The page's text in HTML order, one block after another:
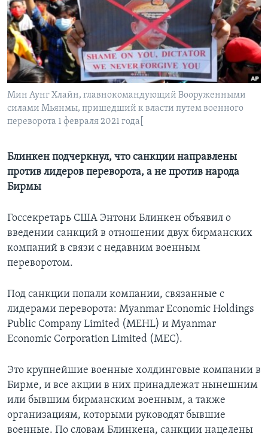
Learning English
СОЦИАЛЬНЫЕ СЕТИ
Языки
Мин Аунг Хлайн, главнокомандующий Вооруженными
силами Мьянмы, пришедший к власти путем военного
переворота 1 февраля 2021 года[
Блинкен подчеркнул, что санкции направлены
против лидеров переворота, а не против народа
Бирмы
Госсекретарь США Энтони Блинкен объявил о
введении санкций в отношении двух бирманских
компаний в связи с недавним военным
переворотом.
Под санкции попали компании, связанные с
лидерами переворота: Myanmar Economic Holdings
Public Company Limited (MEHL) и Myanmar
Economic Corporation Limited (MEC).
Это крупнейшие военные холдинговые компании в
Бирме, и все акции в них принадлежат нынешним
или бывшим бирманским военным, а также
организациям, которыми руководят бывшие
военные. По словам Блинкена, санкции нацелены